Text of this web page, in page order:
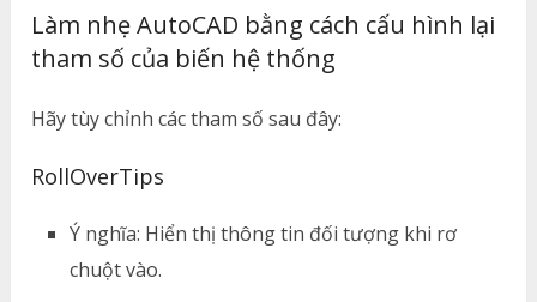
Làm nhẹ AutoCAD bằng cách cấu hình lại
tham số của biến hệ thống
Hãy tùy chỉnh các tham số sau đây:
RollOverTips
Ý nghĩa: Hiển thị thông tin đối tượng khi rơ
chuột vào.